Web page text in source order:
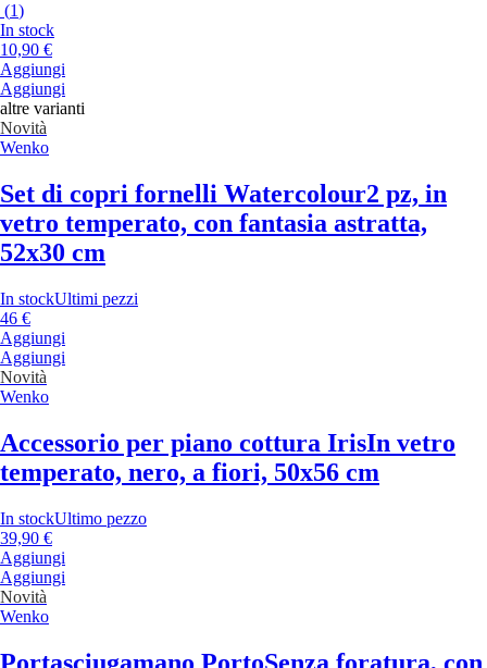
(1)
In stock
10,90 €
Aggiungi
Aggiungi
altre varianti
Novità
Wenko
Set di copri fornelli Watercolour2 pz, in
vetro temperato, con fantasia astratta,
52x30 cm
In stockUltimi pezzi
46 €
Aggiungi
Aggiungi
Novità
Wenko
Accessorio per piano cottura IrisIn vetro
temperato, nero, a fiori, 50x56 cm
In stockUltimo pezzo
39,90 €
Aggiungi
Aggiungi
Novità
Wenko
Portasciugamano PortoSenza foratura, con